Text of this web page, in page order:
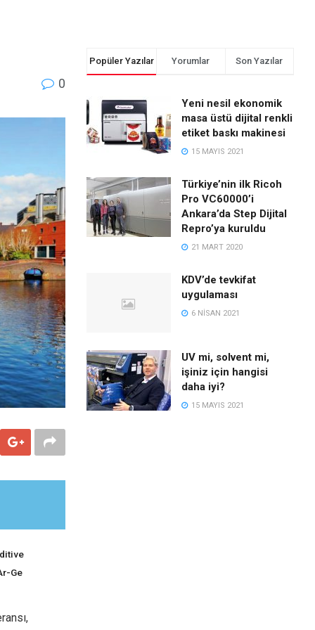
0
Ge
Popüler Yazılar Yorumlar Son Yazılar
Yeni nesil ekonomik
masa üstü dijital renkli
etiket baskı makinesi
15 MAYIS 2021
Türkiye’nin ilk Ricoh
Pro VC60000’i
Ankara’da Step Dijital
Repro’ya kuruldu
21 MART 2020
KDV’de tevkifat
uygulaması
6 NISAN 2021
UV mi, solvent mi,
işiniz için hangisi
daha iyi?
15 MAYIS 2021